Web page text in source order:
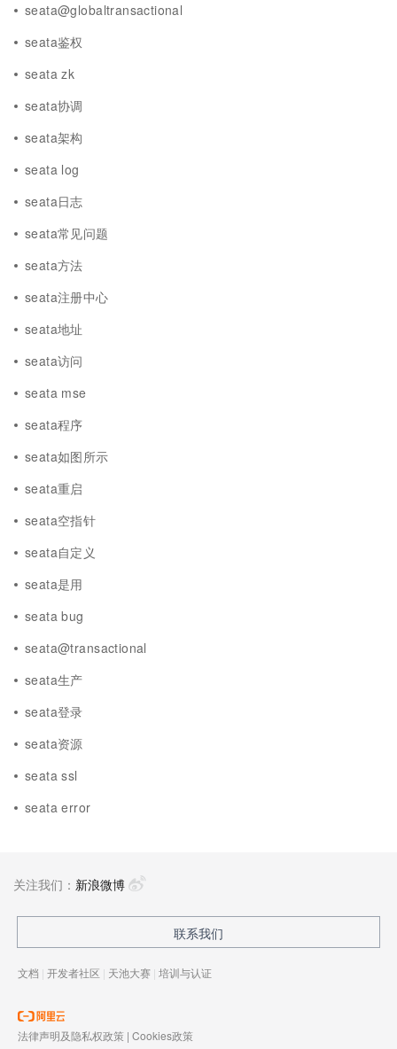
seata@globaltransactional
seata鉴权
seata zk
seata协调
seata架构
seata log
seata日志
seata常见问题
seata方法
seata注册中心
seata地址
seata访问
seata mse
seata程序
seata如图所示
seata重启
seata空指针
seata自定义
seata是用
seata bug
seata@transactional
seata生产
seata登录
seata资源
seata ssl
seata error
关注我们： 新浪微博
联系我们
文档 | 开发者社区 | 天池大赛 | 培训与认证
法律声明及隐私权政策 | Cookies政策